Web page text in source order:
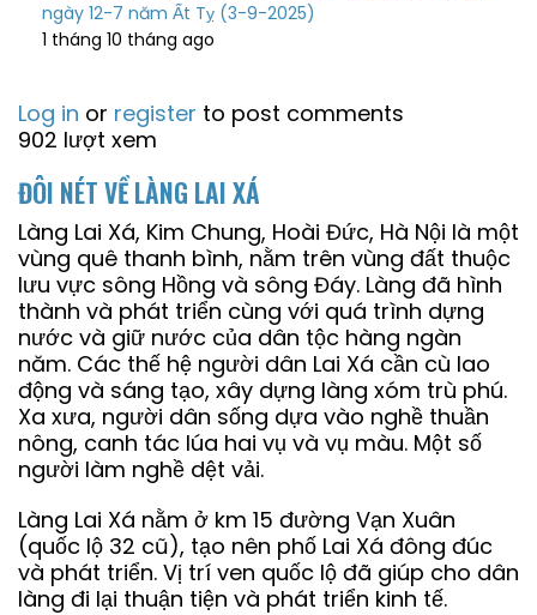
ngày 12-7 năm Ất Tỵ (3-9-2025)
1 tháng 10 tháng ago
Log in or register to post comments
902 lượt xem
ĐÔI NÉT VỀ LÀNG LAI XÁ
Làng Lai Xá, Kim Chung, Hoài Đức, Hà Nội là một
vùng quê thanh bình, nằm trên vùng đất thuộc
lưu vực sông Hồng và sông Đáy. Làng đã hình
thành và phát triển cùng với quá trình dựng
nước và giữ nước của dân tộc hàng ngàn
năm. Các thế hệ người dân Lai Xá cần cù lao
động và sáng tạo, xây dựng làng xóm trù phú.
Xa xưa, người dân sống dựa vào nghề thuần
nông, canh tác lúa hai vụ và vụ màu. Một số
người làm nghề dệt vải.
Làng Lai Xá nằm ở km 15 đường Vạn Xuân
(quốc lộ 32 cũ), tạo nên phố Lai Xá đông đúc
và phát triển. Vị trí ven quốc lộ đã giúp cho dân
làng đi lại thuận tiện và phát triển kinh tế.